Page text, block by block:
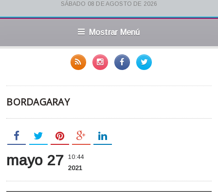
sábado 08 de agosto de 2026
Mostrar Menú
BORDAGARAY
mayo 27 10:44
2021